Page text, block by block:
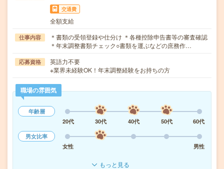
交通費
全額支給
仕事内容
＊書類の受領登録や仕分け ＊各種控除申告書等の審査確認
＊年末調整書類チェック○書類を運ぶなどの庶務作…
応募資格
英語力不要
※業界未経験OK！年末調整経験をお持ちの方
職場の雰囲気
年齢層
20代
30代 40代 50代
60代
男女比率
女性
男性
もっと見る